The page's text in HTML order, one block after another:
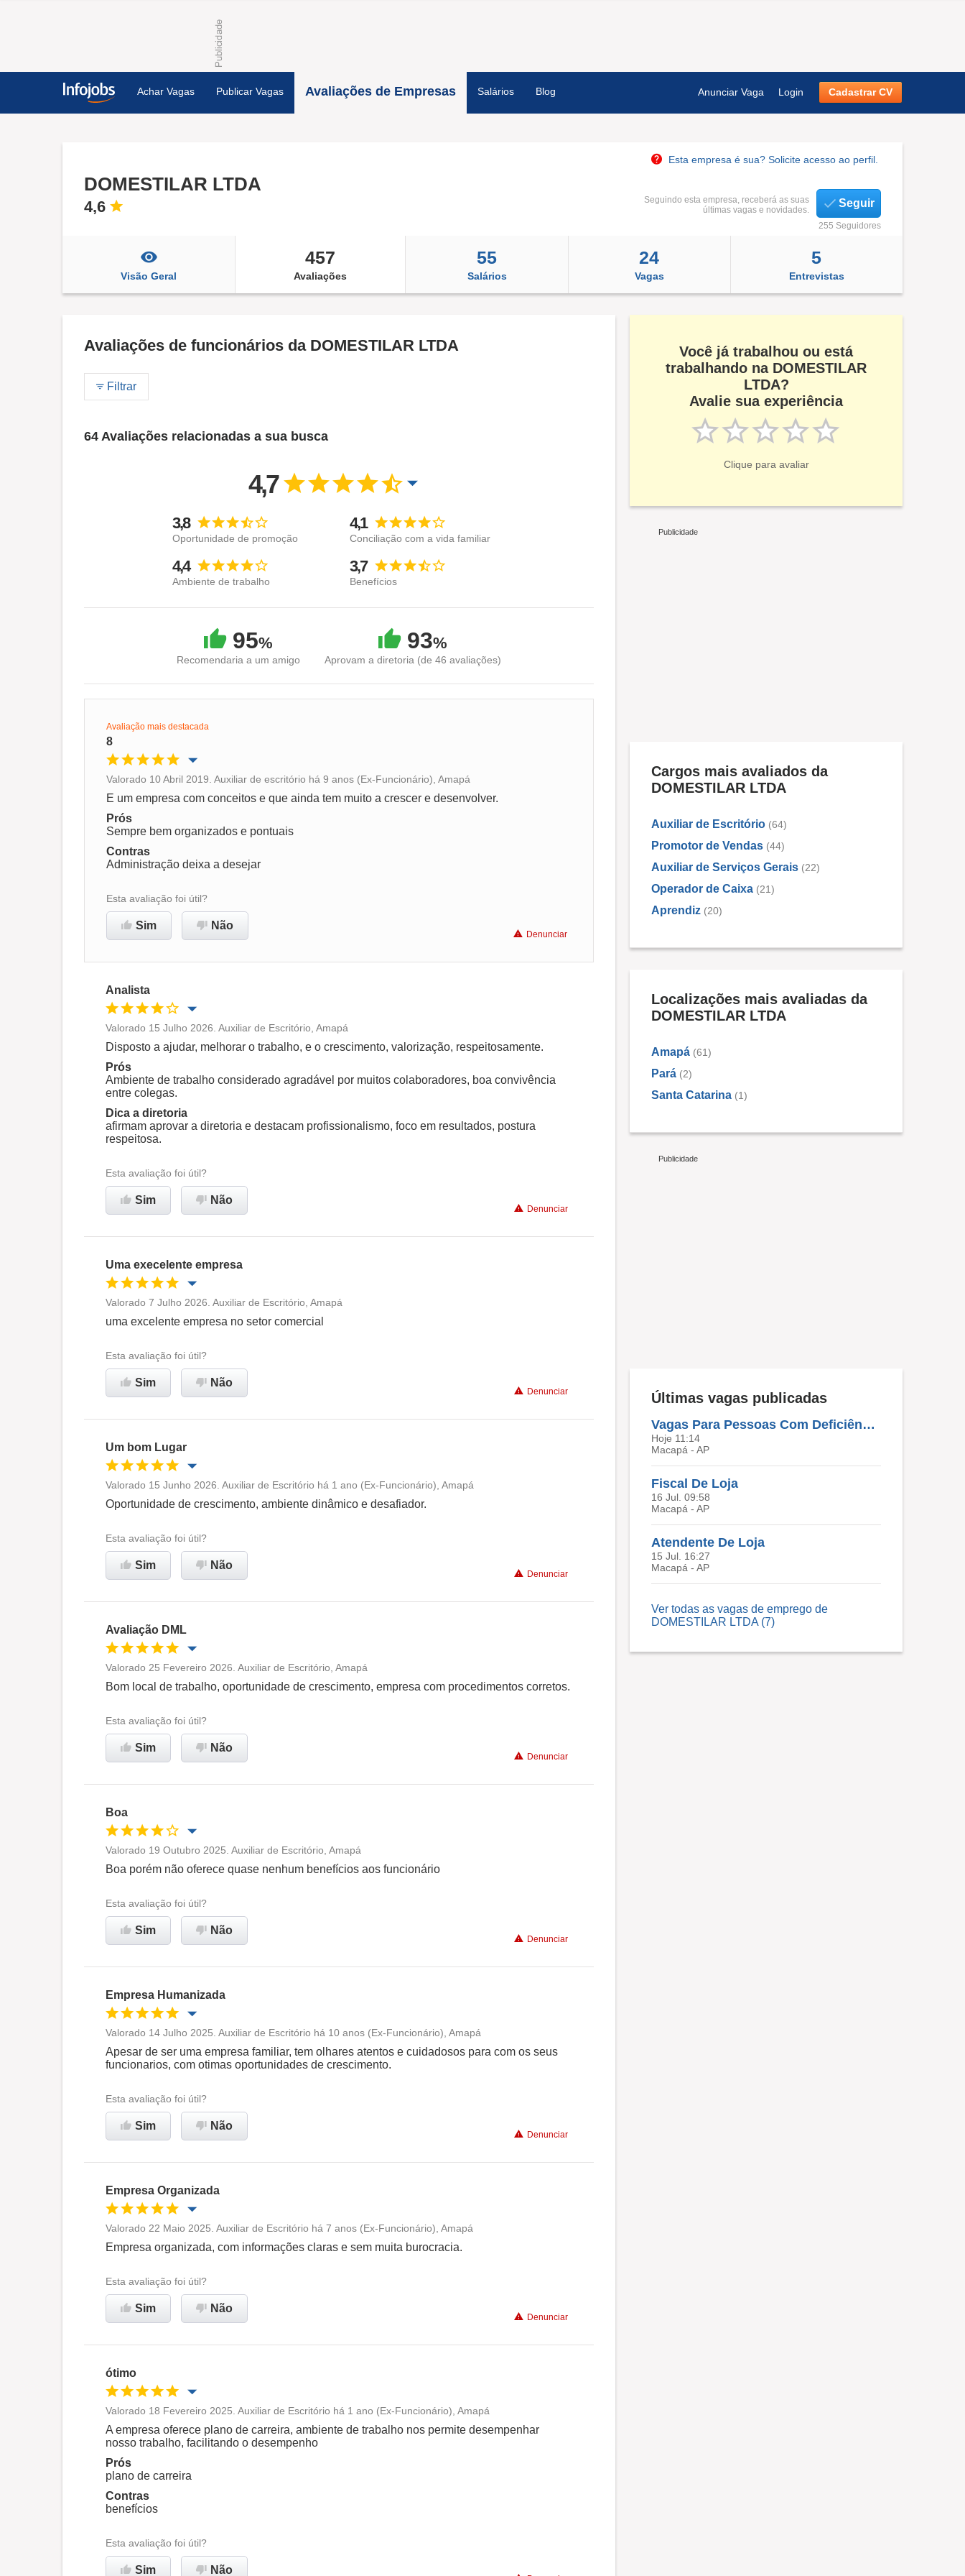
Achar Vagas Publicar Vagas Avaliações de Empresas Salários Blog Anunciar Vaga Login Cadastrar CV
Esta empresa é sua? Solicite acesso ao perfil.
DOMESTILAR LTDA
4,6
Seguindo esta empresa, receberá as suas
últimas vagas e novidades.
Seguir
255 Seguidores
Visão Geral
457
Avaliações
55
Salários
24
Vagas
5
Entrevistas
Avaliações de funcionários da DOMESTILAR LTDA
Filtrar
64 Avaliações relacionadas a sua busca
4,7
3,8
Oportunidade de promoção
4,1
Conciliação com a vida familiar
4,4
Ambiente de trabalho
3,7
Benefícios
95%
Recomendaria a um amigo
93%
Aprovam a diretoria (de 46 avaliações)
Avaliação mais destacada
8
Oportunidade de promoção
Ambiente de trabalho
Conciliação com a vida familiar
Recomenda esta empresa
Valorado 10 Abril 2019. Auxiliar de escritório há 9 anos (Ex-Funcionário), Amapá
E um empresa com conceitos e que ainda tem muito a crescer e desenvolver.
Prós
Sempre bem organizados e pontuais
Contras
Administração deixa a desejar
Esta avaliação foi útil?
Sim Não
Denunciar
Analista
Oportunidade de promoção
Ambiente de trabalho
Conciliação com a vida familiar
Benefícios
Recomenda esta empresa Recomenda a diretoria
Valorado 15 Julho 2026. Auxiliar de Escritório, Amapá
Disposto a ajudar, melhorar o trabalho, e o crescimento, valorização, respeitosamente.
Prós
Ambiente de trabalho considerado agradável por muitos colaboradores, boa convivência
entre colegas.
Dica a diretoria
afirmam aprovar a diretoria e destacam profissionalismo, foco em resultados, postura
respeitosa.
Esta avaliação foi útil?
Sim Não
Denunciar
Uma execelente empresa
Oportunidade de promoção
Ambiente de trabalho
Conciliação com a vida familiar
Recomenda esta empresa
Valorado 7 Julho 2026. Auxiliar de Escritório, Amapá
uma excelente empresa no setor comercial
Esta avaliação foi útil?
Sim Não
Denunciar
Um bom Lugar
Oportunidade de promoção
Ambiente de trabalho
Conciliação com a vida familiar
Recomenda esta empresa
Valorado 15 Junho 2026. Auxiliar de Escritório há 1 ano (Ex-Funcionário), Amapá
Oportunidade de crescimento, ambiente dinâmico e desafiador.
Esta avaliação foi útil?
Sim Não
Denunciar
Avaliação DML
Oportunidade de promoção
Ambiente de trabalho
Conciliação com a vida familiar
Recomenda esta empresa
Valorado 25 Fevereiro 2026. Auxiliar de Escritório, Amapá
Bom local de trabalho, oportunidade de crescimento, empresa com procedimentos corretos.
Esta avaliação foi útil?
Sim Não
Denunciar
Boa
Oportunidade de promoção
Ambiente de trabalho
Conciliação com a vida familiar
Recomenda esta empresa
Valorado 19 Outubro 2025. Auxiliar de Escritório, Amapá
Boa porém não oferece quase nenhum benefícios aos funcionário
Esta avaliação foi útil?
Sim Não
Denunciar
Empresa Humanizada
Oportunidade de promoção Conciliação com a vida familiar
Recomenda esta empresa
Valorado 14 Julho 2025. Auxiliar de Escritório há 10 anos (Ex-Funcionário), Amapá
Apesar de ser uma empresa familiar, tem olhares atentos e cuidadosos para com os seus
funcionarios, com otimas oportunidades de crescimento.
Esta avaliação foi útil?
Sim Não
Denunciar
Empresa Organizada
Oportunidade de promoção
Ambiente de trabalho
Conciliação com a vida familiar
Recomenda esta empresa
Valorado 22 Maio 2025. Auxiliar de Escritório há 7 anos (Ex-Funcionário), Amapá
Empresa organizada, com informações claras e sem muita burocracia.
Esta avaliação foi útil?
Sim Não
Denunciar
ótimo
Oportunidade de promoção
Ambiente de trabalho
Conciliação com a vida familiar
Recomenda esta empresa
Valorado 18 Fevereiro 2025. Auxiliar de Escritório há 1 ano (Ex-Funcionário), Amapá
A empresa oferece plano de carreira, ambiente de trabalho nos permite desempenhar
nosso trabalho, facilitando o desempenho
Prós
plano de carreira
Contras
benefícios
Esta avaliação foi útil?
Sim Não
Você já trabalhou ou está
trabalhando na DOMESTILAR
LTDA?
Avalie sua experiência
Clique para avaliar
Cargos mais avaliados da
DOMESTILAR LTDA
Auxiliar de Escritório (64)
Promotor de Vendas (44)
Auxiliar de Serviços Gerais (22)
Operador de Caixa (21)
Aprendiz (20)
Localizações mais avaliadas da
DOMESTILAR LTDA
Amapá (61)
Pará (2)
Santa Catarina (1)
Últimas vagas publicadas
Vagas Para Pessoas Com Deficiência (PCD)
Hoje 11:14
Macapá - AP
Fiscal De Loja
16 Jul. 09:58
Macapá - AP
Atendente De Loja
15 Jul. 16:27
Macapá - AP
Ver todas as vagas de emprego de
DOMESTILAR LTDA (7)